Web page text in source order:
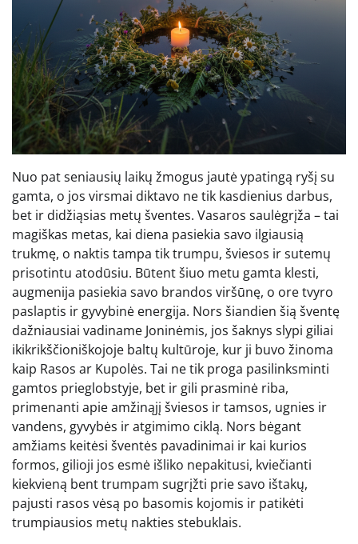
Nuo pat seniausių laikų žmogus jautė ypatingą ryšį su
gamta, o jos virsmai diktavo ne tik kasdienius darbus,
bet ir didžiąsias metų šventes. Vasaros saulėgrįža – tai
magiškas metas, kai diena pasiekia savo ilgiausią
trukmę, o naktis tampa tik trumpu, šviesos ir sutemų
prisotintu atodūsiu. Būtent šiuo metu gamta klesti,
augmenija pasiekia savo brandos viršūnę, o ore tvyro
paslaptis ir gyvybinė energija. Nors šiandien šią šventę
dažniausiai vadiname Joninėmis, jos šaknys slypi giliai
ikikrikščioniškojoje baltų kultūroje, kur ji buvo žinoma
kaip Rasos ar Kupolės. Tai ne tik proga pasilinksminti
gamtos prieglobstyje, bet ir gili prasminė riba,
primenanti apie amžinąjį šviesos ir tamsos, ugnies ir
vandens, gyvybės ir atgimimo ciklą. Nors bėgant
amžiams keitėsi šventės pavadinimai ir kai kurios
formos, gilioji jos esmė išliko nepakitusi, kviečianti
kiekvieną bent trumpam sugrįžti prie savo ištakų,
pajusti rasos vėsą po basomis kojomis ir patikėti
trumpiausios metų nakties stebuklais.